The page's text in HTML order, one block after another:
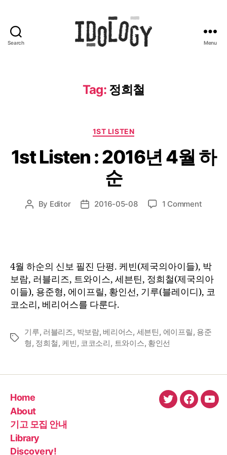
Search Menu
Tag: 정희철
Categories
1ST LISTEN
1st Listen : 2016년 4월 하
순
Post
By Editor
Post2016-05-08 1 Commenton
4
월
하
4월 하순의 신보 필진 단평. 케빈(제국의아이들), 박
보람, 러블리즈, 트와이스, 세븐틴, 정희철(제국의아
이들), 용준형, 에이프릴, 황인선, 기루(블레이디), 코
코소리, 베리어스를 다룬다.
Tags
기루, 러블리즈, 박보람, 베리어스, 세븐틴, 에이프릴, 용준
형, 정희철, 케빈, 코코소리, 트와이스, 황인선
Home
About
기고 모집 안내
Library
Discovery!
twitter